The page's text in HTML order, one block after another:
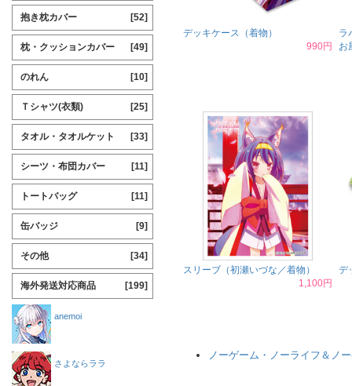
デッキケース（着物）
990円
ラ
お
スリーブ（初瀬いづな／着物）
1,100円
デ
ノーゲーム・ノーライフ＆ノ
抱き枕カバー [52]
枕・クッションカバー [49]
のれん [10]
Ｔシャツ(衣類) [25]
タオル・タオルケット [33]
シーツ・布団カバー [11]
トートバッグ [11]
缶バッジ [9]
その他 [34]
海外発送対応商品 [199]
anemoi
さよならララ